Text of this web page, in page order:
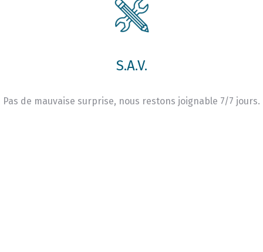
S.A.V.
Pas de mauvaise surprise, nous restons joignable 7/7 jours.